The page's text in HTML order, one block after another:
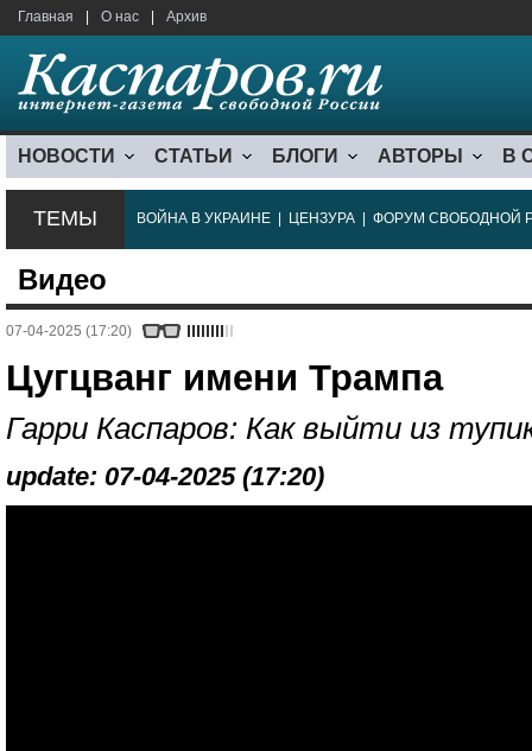
Главная О нас Архив
НОВОСТИ СТАТЬИ БЛОГИ АВТОРЫ В
ТЕМЫ ВОЙНА В УКРАИНЕ ЦЕНЗУРА ФОРУМ СВОБОДНОЙ
Видео
07-04-2025 (17:20)
Цугцванг имени Трампа
Гарри Каспаров: Как выйти из
update: 07-04-2025 (17:20)